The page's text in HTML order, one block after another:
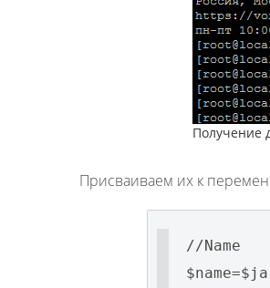
Получение
Присваиваем их к
//Name